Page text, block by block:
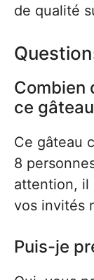
de qualité
Combien
ce
Ce gâteau
8
attention, il
vos invités
Puis-je